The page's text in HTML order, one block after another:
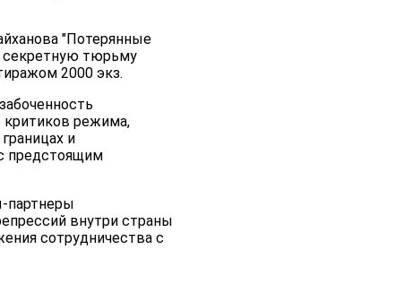
"Потерянные
секретную тюрьму
2000 экз.
критиков режима,
и
предстоящим
партнеры
внутри страны
сотрудничества с